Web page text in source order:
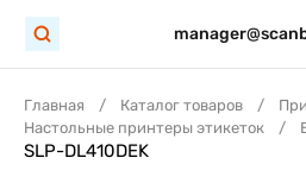
Главная Каталог товаров
Настольные принтеры этикеток
SLP-DL410DEK